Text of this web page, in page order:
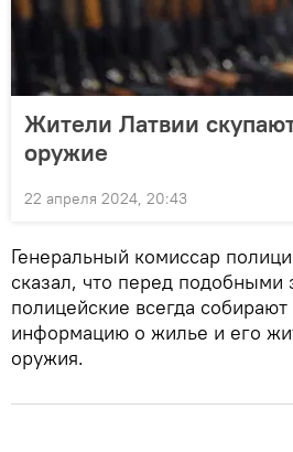
Жители Латвии
оружие
22 апреля 2024, 20:43
Генеральный комиссар
сказал, что перед подобными
полицейские всегда
информацию о жилье и его
оружия.